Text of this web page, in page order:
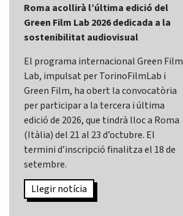
Roma acollirà l’última edició del
Green Film Lab 2026 dedicada a la
sostenibilitat audiovisual
El programa internacional Green Film
Lab, impulsat per TorinoFilmLab i
Green Film, ha obert la convocatòria
per participar a la tercera i última
edició de 2026, que tindrà lloc a Roma
(Itàlia) del 21 al 23 d’octubre. El
termini d’inscripció finalitza el 18 de
setembre.
Llegir notícia